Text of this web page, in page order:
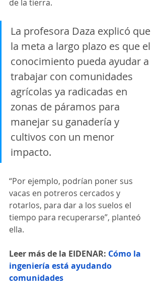
de la tierra.
La profesora Daza explicó que
la meta a largo plazo es que el
conocimiento pueda ayudar a
trabajar con comunidades
agrícolas ya radicadas en
zonas de páramos para
manejar su ganadería y
cultivos con un menor
impacto.
“Por ejemplo, podrían poner sus
vacas en potreros cercados y
rotarlos, para dar a los suelos el
tiempo para recuperarse”, planteó
ella.
Leer más de la EIDENAR: Cómo la
ingeniería está ayudando
comunidades